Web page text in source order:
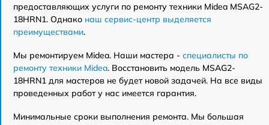
предоставляющих услуги по ремонту техники Midea MSAG2-
18HRN1. Однако наш сервис-центр выделяется
преимуществами.
Мы ремонтируем Midea. Наши мастера - специалисты по
ремонту техники Midea. Восстановить модель MSAG2-
18HRN1 для мастеров не будет новой задачей. На все виды
проведенных работ у нас имеется гарантия.
Минимальные сроки выполнения ремонта. Мы большая